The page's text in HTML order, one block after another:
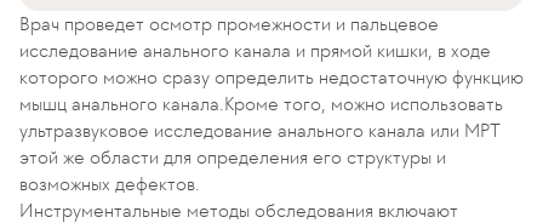
Врач проведет осмотр промежности и пальцевое
исследование анального канала и прямой кишки, в ходе
которого можно сразу определить недостаточную функцию
мышц анального канала.Кроме того, можно использовать
ультразвуковое исследование анального канала или МРТ
этой же области для определения его структуры и
возможных дефектов.
Инструментальные методы обследования включают